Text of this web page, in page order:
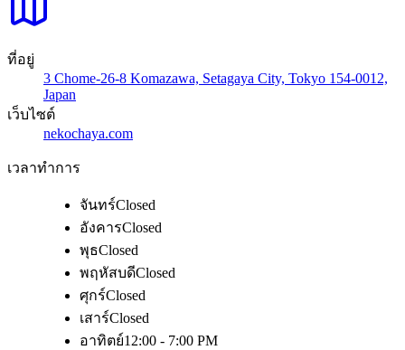
ที่อยู่
3 Chome-26-8 Komazawa, Setagaya City, Tokyo 154-0012,
Japan
เว็บไซต์
nekochaya.com
เวลาทำการ
จันทร์Closed
อังคารClosed
พุธClosed
พฤหัสบดีClosed
ศุกร์Closed
เสาร์Closed
อาทิตย์12:00 - 7:00 PM